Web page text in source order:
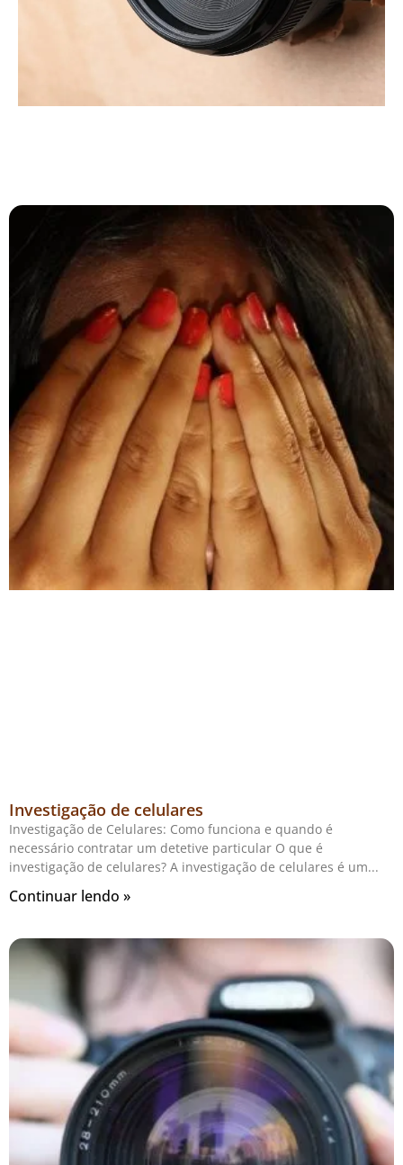
Investigação de celulares
Investigação de Celulares: Como funciona e quando é
necessário contratar um detetive particular O que é
investigação de celulares? A investigação de celulares é um
Continuar lendo »